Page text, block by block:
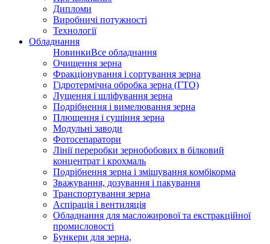
Дипломи
Виробничі потужності
Технології
Обладнання
НовинкиВсе обладнання
Очищення зерна
Фракціонування і сортування зерна
Гідротермічна обробка зерна (ГТО)
Лущення і шліфування зерна
Подрібнення і вимелювання зерна
Плющення і сушіння зерна
Модульні заводи
Фотосепаратори
Лінії переробки зернобобових в білковий
концентрат і крохмаль
Подрібнення зерна і змішування комбікорма
Зважування, дозування і пакування
Транспортування зерна
Аспірація і вентиляція
Обладнання для масложирової та екстракційної
промисловості
Бункери для зерна,